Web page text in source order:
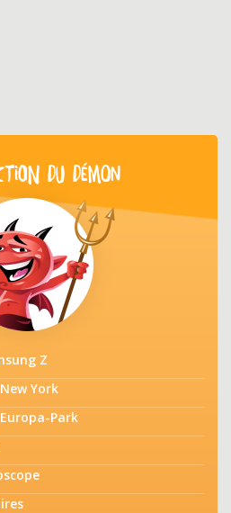
DU DÉMON
Z
York
Park